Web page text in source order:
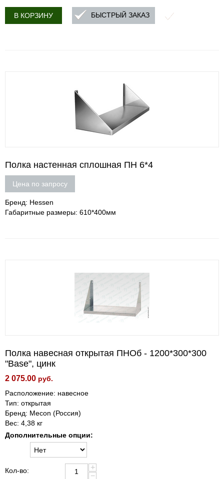
В КОРЗИНУ БЫСТРЫЙ ЗАКАЗ
Полка настенная сплошная ПН 6*4
Цена по запросу
Бренд: Hessen
Габаритные размеры: 610*400мм
Полка навесная открытая ПНОб - 1200*300*300
"Base", цинк
2 075.00 руб.
Расположение: навесное
Тип: открытая
Бренд: Mecon (Россия)
Вес: 4,38 кг
Дополнительные опции:
Кол-во:
+
−